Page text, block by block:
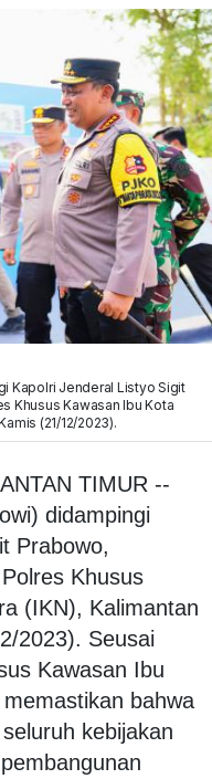
Kapolri Jenderal Listyo Sigit
Khusus Kawasan Ibu Kota
(21/12/2023).
TIMUR --
didampingi
Prabowo,
Polres Khusus
(IKN), Kalimantan
2023). Seusai
Kawasan Ibu
bahwa
kebijakan